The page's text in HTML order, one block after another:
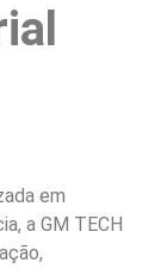
em
a GM TECH